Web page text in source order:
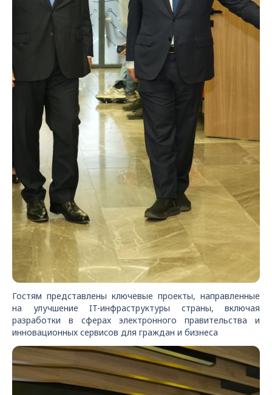
Гостям представлены ключевые проекты, направленные
на улучшение IT-инфраструктуры страны, включая
разработки в сферах электронного правительства и
инновационных сервисов для граждан и бизнеса